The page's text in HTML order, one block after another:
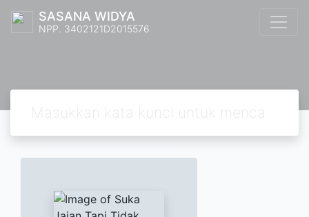
SASANA WIDYA
NPP. 3402121D2015576